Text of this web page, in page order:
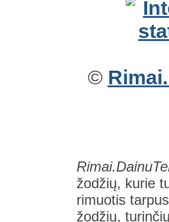
©
žodžių, kurie
rimuotis
žodžių,